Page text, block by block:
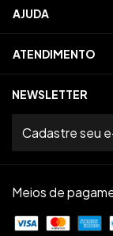
AJUDA
ATENDIMENTO
NEWSLETTER
Meios de